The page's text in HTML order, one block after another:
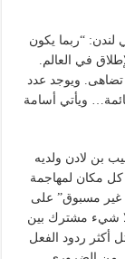
“ربما يكون
في العالم.
تضاهى. ويوجد عدد
ويأتي أسامة
بن لادن ولديه
كل مكان لمهاجمة
غير مسبوق” على
شيء مشترك بين
أكثر ردود الفعل